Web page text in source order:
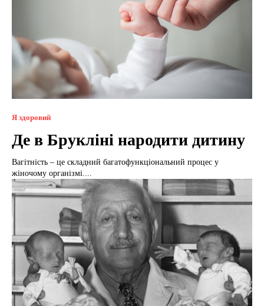
Я здоровий
Де в Брукліні народити дитину
Вагітність – це складний багатофункціональний процес у
жіночому організмі....